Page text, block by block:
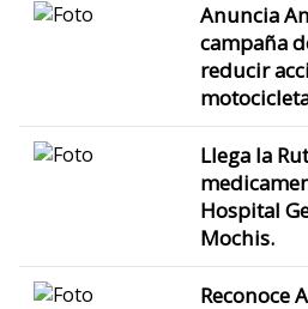
Anuncia
campaña
reducir
Llega la
Hospital
Mochis.
Reconoce